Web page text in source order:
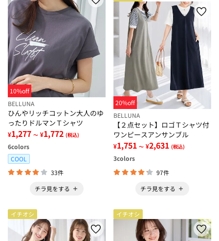
10%off
BELLUNA
ひんやリッチコットン大人のゆ
ったりドルマンＴシャツ
¥1,277 ～ ¥1,772 (税込)
6colors
COOL
33件
チラ見をする
20%off
BELLUNA
【２点セット】ロゴＴシャツ付
ワンピースアンサンブル
¥1,751 ～ ¥2,631 (税込)
3colors
97件
チラ見をする
イチオシ イチオシ